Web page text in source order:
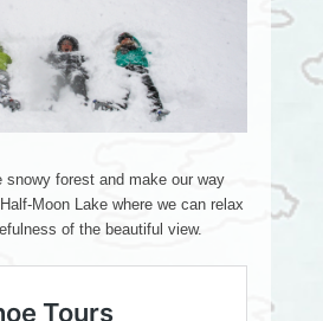
snowy forest and make our way
Moon Lake where we can relax
of the beautiful view.